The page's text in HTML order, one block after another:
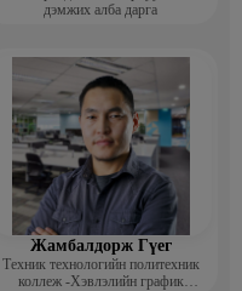
дэмжих алба дарга
Жамбалдорж Гүег
Техник технологийн политехник
коллеж -Хэвлэлийн график